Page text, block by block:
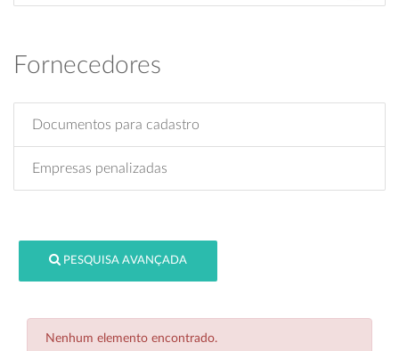
Fornecedores
Documentos para cadastro
Empresas penalizadas
PESQUISA AVANÇADA
Nenhum elemento encontrado.